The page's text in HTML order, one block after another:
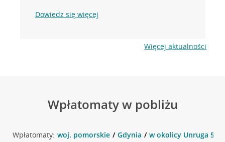
Dowiedz się więcej
Więcej aktualności
Wpłatomaty w pobliżu
Wpłatomaty: woj. pomorskie Gdynia w okolicy Unruga 5 ,